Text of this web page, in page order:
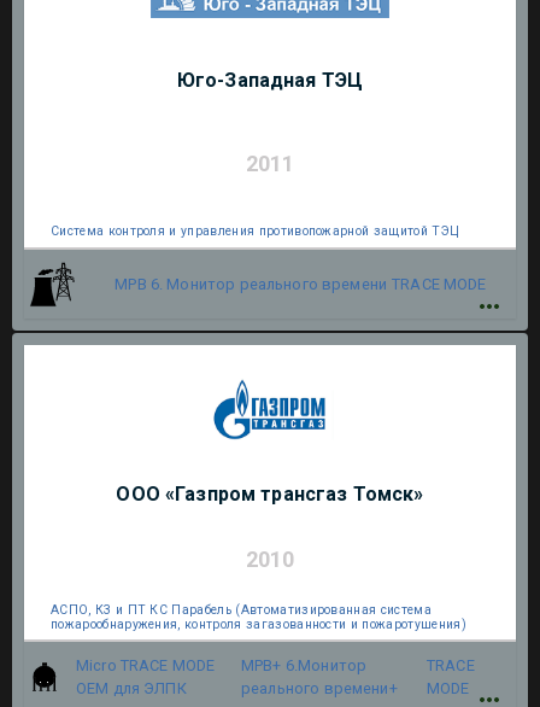
Юго-Западная ТЭЦ
2011
Система контроля и управления противопожарной защитой ТЭЦ
МРВ 6. Монитор реального времени TRACE MODE
ООО «Газпром трансгаз Томск»
2010
АСПО, КЗ и ПТ КС Парабель (Автоматизированная система
пожарообнаружения, контроля загазованности и пожаротушения)
Micro TRACE MODE
OEM для ЭЛПК
МРВ+ 6.Монитор
реального времени+
TRACE
MODE